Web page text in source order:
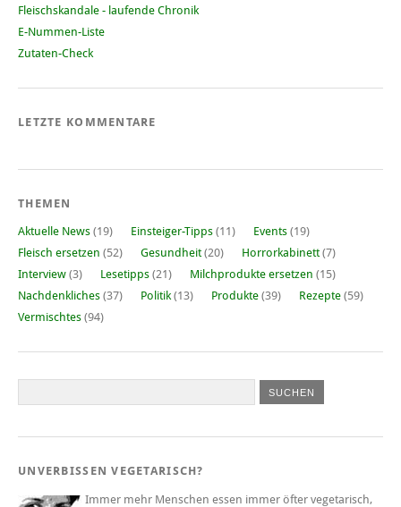
Fleischskandale - laufende Chronik
E-Nummen-Liste
Zutaten-Check
LETZTE KOMMENTARE
THEMEN
Aktuelle News (19) Einsteiger-Tipps (11) Events (19)
Fleisch ersetzen (52) Gesundheit (20) Horrorkabinett (7)
Interview (3) Lesetipps (21) Milchprodukte ersetzen (15)
Nachdenkliches (37) Politik (13) Produkte (39) Rezepte (59)
Vermischtes (94)
UNVERBISSEN VEGETARISCH?
Immer mehr Menschen essen immer öfter vegetarisch,